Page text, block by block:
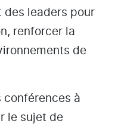
des leaders pour
renforcer la
de
conférences à
le sujet de